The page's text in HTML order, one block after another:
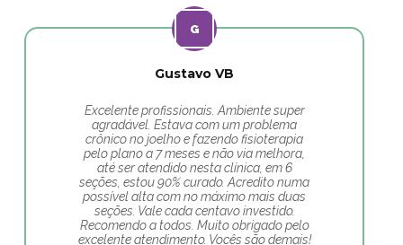
Gustavo VB
Excelente profissionais. Ambiente super
agradável. Estava com um problema
crônico no joelho e fazendo fisioterapia
pelo plano a 7 meses e não via melhora,
até ser atendido nesta clínica, em 6
seções, estou 90% curado. Acredito numa
possível alta com no máximo mais duas
seções. Vale cada centavo investido.
Recomendo a todos. Muito obrigado pelo
excelente atendimento. Vocês são demais!